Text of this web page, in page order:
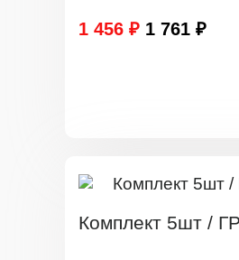
1 456 ₽ 1 761 ₽
Комплект 5шт /